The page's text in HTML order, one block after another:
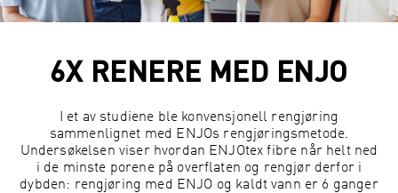
6X RENERE MED ENJO
I et av studiene ble konvensjonell rengjøring
sammenlignet med ENJOs rengjøringsmetode.
Undersøkelsen viser hvordan ENJOtex fibre når helt ned
i de minste porene på overflaten og rengjør derfor i
dybden: rengjøring med ENJO og kaldt vann er 6 ganger